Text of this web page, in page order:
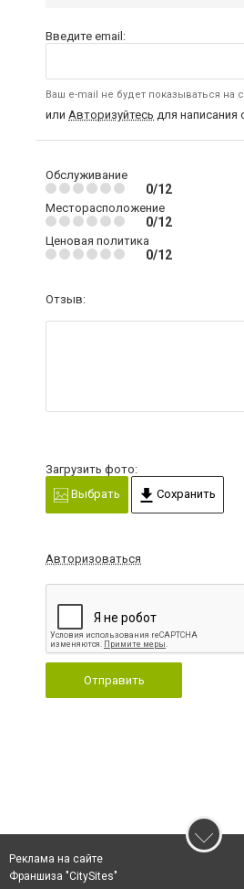
Введите email:
Ваш e-mail не будет показываться на
или Авторизуйтесь для написания
Обслуживание
0/12
Месторасположение
0/12
Ценовая политика
0/12
Отзыв:
Загрузить фото:
Выбрать
Сохранить
Авторизоваться
Отправить
Реклама на сайте
Франшиза "CitySites"